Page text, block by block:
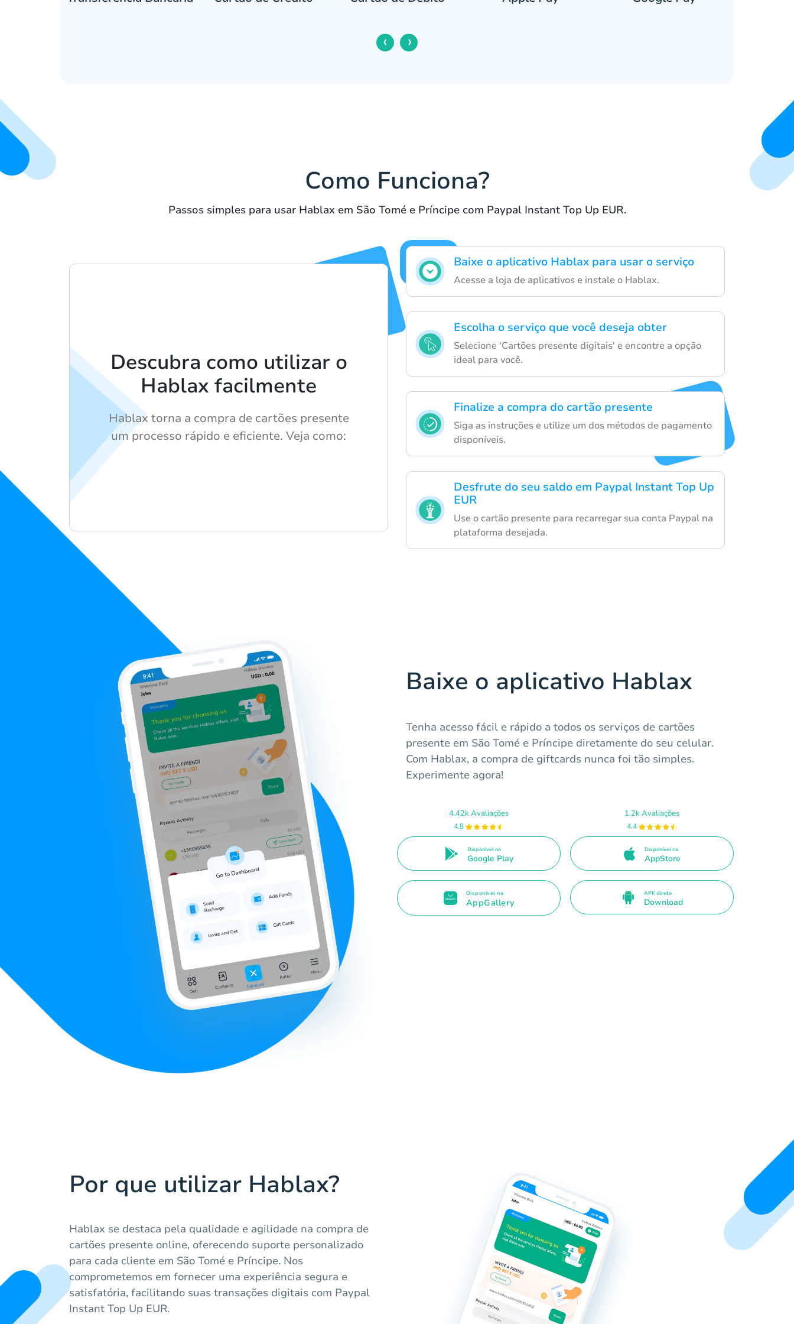
‹ ›
Como Funciona?
Passos simples para usar Hablax em São Tomé e Príncipe com Paypal Instant Top Up EUR.
Baixe o aplicativo Hablax para usar o serviço
Acesse a loja de aplicativos e instale o Hablax.
Escolha o serviço que você deseja obter
Selecione 'Cartões presente digitais' e encontre a opção
ideal para você.
Finalize a compra do cartão presente
Siga as instruções e utilize um dos métodos de pagamento
disponíveis.
Desfrute do seu saldo em Paypal Instant Top Up
EUR
Use o cartão presente para recarregar sua conta Paypal na
plataforma desejada.
Descubra como utilizar o
Hablax facilmente
Hablax torna a compra de cartões presente
um processo rápido e eficiente. Veja como:
Baixe o aplicativo Hablax
Tenha acesso fácil e rápido a todos os serviços de cartões
presente em São Tomé e Príncipe diretamente do seu celular.
Com Hablax, a compra de giftcards nunca foi tão simples.
Experimente agora!
4.42k Avaliações
4.8
Disponível no
Google Play
1.2k Avaliações
4.4
Disponível na
AppStore
Disponível na
AppGallery
APK direto
Download
Por que utilizar Hablax?
Hablax se destaca pela qualidade e agilidade na compra de
cartões presente online, oferecendo suporte personalizado
para cada cliente em São Tomé e Príncipe. Nos
comprometemos em fornecer uma experiência segura e
satisfatória, facilitando suas transações digitais com Paypal
Instant Top Up EUR.